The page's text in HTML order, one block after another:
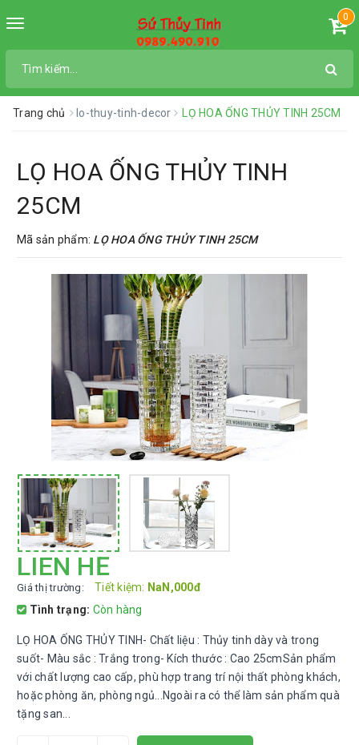
Toggle
0
Trang chủ lo-thuy-tinh-decor LỌ HOA ỐNG THỦY TINH 25CM
LỌ HOA ỐNG THỦY TINH
25CM
Mã sản phẩm: LỌ HOA ỐNG THỦY TINH 25CM
LIÊN HỆ
Giá thị trường: Tiết kiệm: NaN,000đ
Tình trạng: Còn hàng
LỌ HOA ỐNG THỦY TINH- Chất liệu : Thủy tinh dày và trong
suốt- Màu sắc : Trắng trong- Kích thước : Cao 25cmSản phẩm
với chất lượng cao cấp, phù hợp trang trí nội thất phòng khách,
hoặc phòng ăn, phòng ngủ...Ngoài ra có thể làm sản phẩm quà
tặng san...